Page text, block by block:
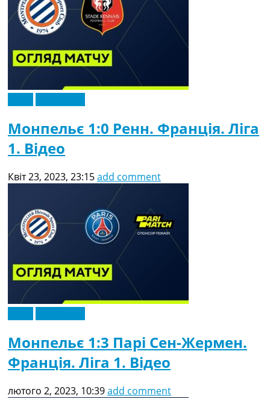
Монпельє 1:0 Ренн. Франція. Ліга
1. Відео
Квіт 23, 2023, 23:15add comment
Монпельє 1:3 Парі Сен-Жермен.
Франція. Ліга 1. Відео
лютого 2, 2023, 10:39add comment